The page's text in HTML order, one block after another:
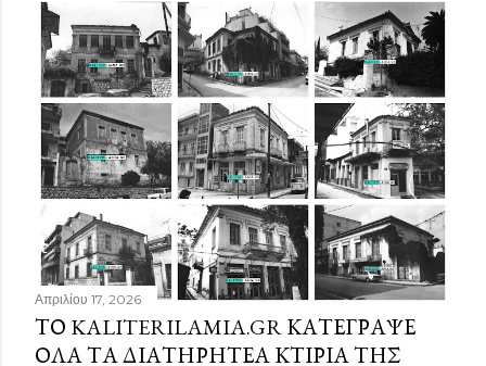
Απριλίου 17, 2026
ΤΟ KALITERILAMIA.GR ΚΑΤΈΓΡΑΨΕ
ΌΛΑ ΤΑ ΔΙΑΤΗΡΗΤΈΑ ΚΤΊΡΙΑ ΤΗΣ